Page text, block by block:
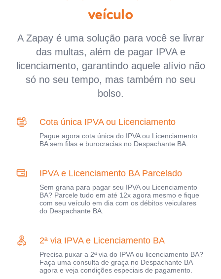
veículo
A Zapay é uma solução para você se livrar
das multas, além de pagar IPVA e
licenciamento, garantindo aquele alívio não
só no seu tempo, mas também no seu
bolso.
Cota única IPVA ou Licenciamento
Pague agora cota única do IPVA ou Licenciamento
BA sem filas e burocracias no Despachante BA.
IPVA e Licenciamento BA Parcelado
Sem grana para pagar seu IPVA ou Licenciamento
BA? Parcele tudo em até 12x agora mesmo e fique
com seu veículo em dia com os débitos veiculares
do Despachante BA.
2ª via IPVA e Licenciamento BA
Precisa puxar a 2ª via do IPVA ou licenciamento BA?
Faça uma consulta de graça no Despachante BA
agora e veja condições especiais de pagamento.